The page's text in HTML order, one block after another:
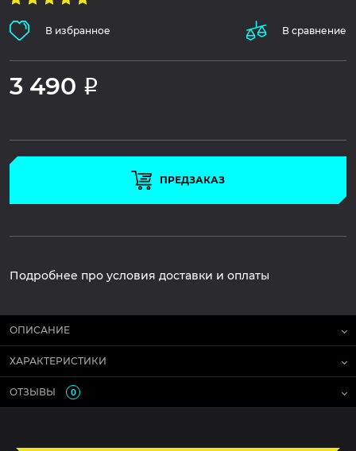
В избранное В сравнение
3 490 Р
ПРЕДЗАКАЗ
Подробнее про условия доставки и оплаты
ОПИСАНИЕ
ХАРАКТЕРИСТИКИ
ОТЗЫВЫ 0